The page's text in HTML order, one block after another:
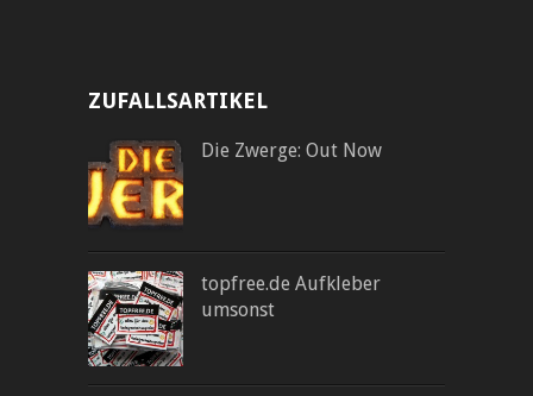
ZUFALLSARTIKEL
Die Zwerge: Out Now
topfree.de Aufkleber
umsonst